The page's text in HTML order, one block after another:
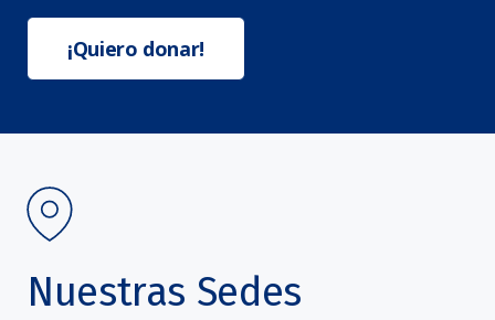
¡Quiero donar!
Nuestras Sedes